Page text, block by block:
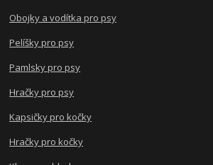
Obojky a vodítka pro psy
Pelíšky pro psy
Pamlsky pro psy
Hračky pro psy
Kapsičky pro kočky
Hračky pro kočky